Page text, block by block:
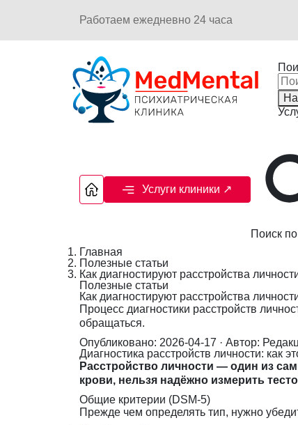
Работаем ежедневно 24 часа
Услуги клиники ↗
Поиск
Главная
Полезные статьи
Как диагностируют расстройства
Полезные статьи
Как диагностируют расстройства
Процесс диагностики расстройств
обращаться.
Опубликовано: 2026-04-17 · Автор:
Диагностика расстройств личности: как
Расстройство личности — один из
крови, нельзя надёжно измерить
Общие критерии (DSM-5)
Прежде чем определять тип, нужно